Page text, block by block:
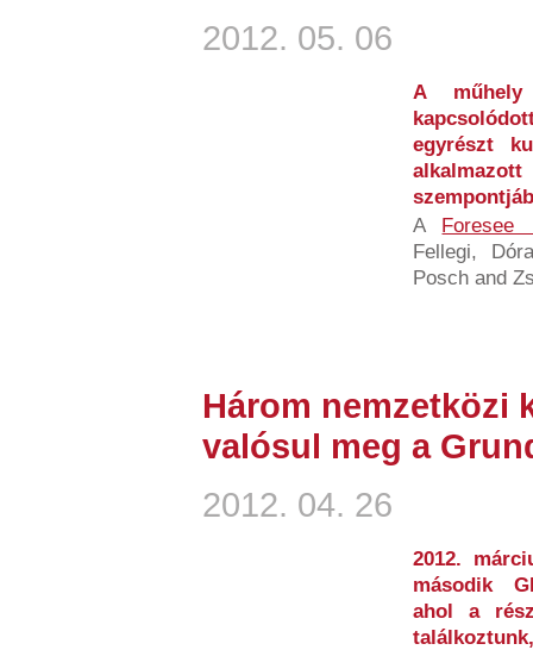
2012. 05. 06
A
egyrészt
A Foresee
Fellegi,
Posch and
Három nemzetközi
valósul meg a
2012. 04. 26
2012.
második
ahol a